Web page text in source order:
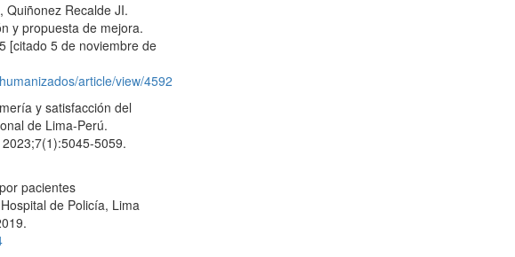
Quiñonez Recalde JI.
y propuesta de mejora.
[citado 5 de noviembre de
article/view/4592
y satisfacción del
de Lima-Perú.
5059.
pacientes
de Policía, Lima